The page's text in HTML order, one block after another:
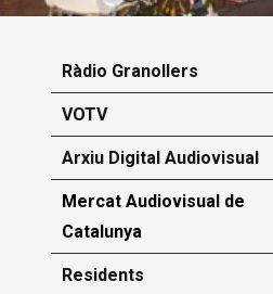
Ràdio Granollers
VOTV
Arxiu Digital Audiovisual
Mercat Audiovisual de
Catalunya
Residents